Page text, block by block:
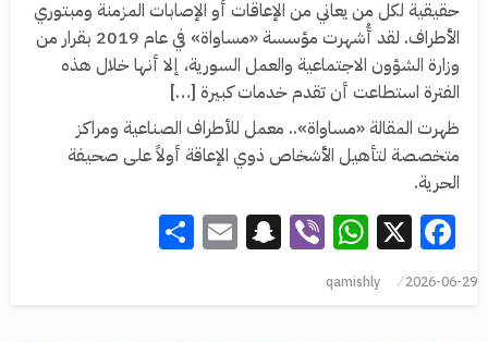
حقيقية لكل من يعاني من الإعاقات أو الإصابات المزمنة ومبتوري
الأطراف. لقد أُشهرت مؤسسة «مساواة» في عام 2019 بقرار من
وزارة الشؤون الاجتماعية والعمل السورية، إلا أنها خلال هذه
الفترة استطاعت أن تقدم خدمات كبيرة […]
ظهرت المقالة «مساواة».. معمل للأطراف الصناعية ومراكز
متخصصة لتأهيل الأشخاص ذوي الإعاقة أولاً على صحيفة
الحرية.
Facebook
X
WhatsApp
Viber
Snapchat
Email
2026-06-29
qamishly